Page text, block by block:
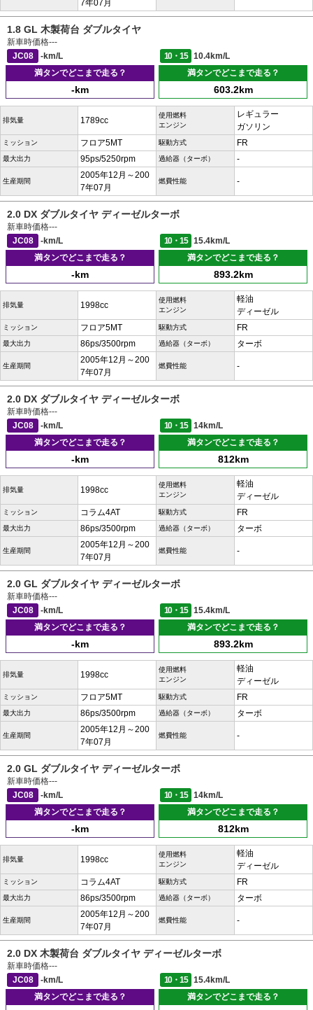
7年07月
1.8 GL 木製荷台 ダブルタイヤ
新車時価格---
JC08
-km/L 10・15
10.4km/L
満タンでどこまで走る？
-km
満タンでどこまで走る？
603.2km
排気量 1789cc
使用燃料
エンジン
レギュラー
ガソリン
ミッション フロア5MT 駆動方式 FR
最大出力 95ps/5250rpm 過給器（ターボ） -
生産期間
2005年12月～200
7年07月
燃費性能 -
2.0 DX ダブルタイヤ ディーゼルターボ
新車時価格---
JC08
-km/L 10・15
15.4km/L
満タンでどこまで走る？
-km
満タンでどこまで走る？
893.2km
排気量 1998cc
使用燃料
エンジン
軽油
ディーゼル
ミッション フロア5MT 駆動方式 FR
最大出力 86ps/3500rpm 過給器（ターボ） ターボ
生産期間
2005年12月～200
7年07月
燃費性能 -
2.0 DX ダブルタイヤ ディーゼルターボ
新車時価格---
JC08
-km/L 10・15
14km/L
満タンでどこまで走る？
-km
満タンでどこまで走る？
812km
排気量 1998cc
使用燃料
エンジン
軽油
ディーゼル
ミッション コラム4AT 駆動方式 FR
最大出力 86ps/3500rpm 過給器（ターボ） ターボ
生産期間
2005年12月～200
7年07月
燃費性能 -
2.0 GL ダブルタイヤ ディーゼルターボ
新車時価格---
JC08
-km/L 10・15
15.4km/L
満タンでどこまで走る？
-km
満タンでどこまで走る？
893.2km
排気量 1998cc
使用燃料
エンジン
軽油
ディーゼル
ミッション フロア5MT 駆動方式 FR
最大出力 86ps/3500rpm 過給器（ターボ） ターボ
生産期間
2005年12月～200
7年07月
燃費性能 -
2.0 GL ダブルタイヤ ディーゼルターボ
新車時価格---
JC08
-km/L 10・15
14km/L
満タンでどこまで走る？
-km
満タンでどこまで走る？
812km
排気量 1998cc
使用燃料
エンジン
軽油
ディーゼル
ミッション コラム4AT 駆動方式 FR
最大出力 86ps/3500rpm 過給器（ターボ） ターボ
生産期間
2005年12月～200
7年07月
燃費性能 -
2.0 DX 木製荷台 ダブルタイヤ ディーゼルターボ
新車時価格---
JC08
-km/L 10・15
15.4km/L
満タンでどこまで走る？
満タンでどこまで走る？